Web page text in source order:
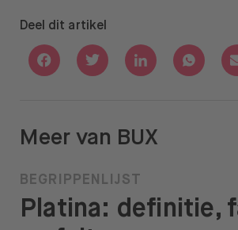
Deel dit artikel
Deel via Facebook
Deel via Twitter
Deel viaDeel via
Meer van BUX
BEGRIPPENLIJST
Platina: definitie,